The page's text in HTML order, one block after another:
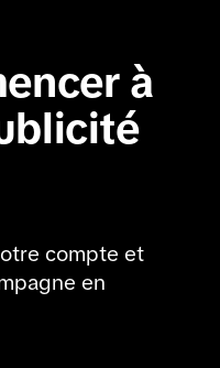
à
compte et
en